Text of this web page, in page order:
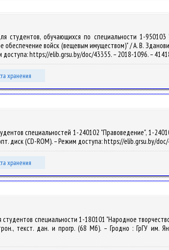
студентов, обучающихся по специальности 1-
войск (вещевым имуществом)" / А. В.
доступа: https://elib.grsu.by/doc/43355. – 2018-1096. –
хранения
специальностей 1-240102 "Правоведение", 1-
диск (CD-ROM). – Режим доступа: https://elib.grsu.by/
хранения
специальности 1-180101 "Народное
текст. дан. и прогр. (68 Мб). – Гродно : ГрГУ им.